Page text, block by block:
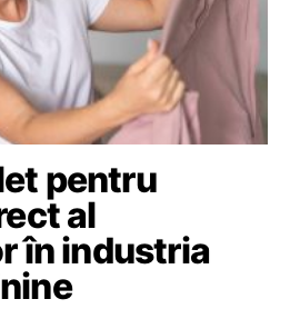
pentru
al
în industria